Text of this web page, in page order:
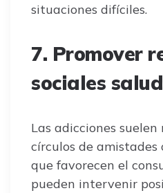
situaciones difíciles.
7. Promover
sociales
Las adicciones
círculos de amistades
que favorecen el
pueden intervenir